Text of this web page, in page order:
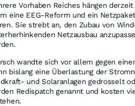
Vorhaben Reiches hängen
eine EEG-Reform und ein
Sie strebt an, den Zubau von
Netzausbau
wandte sich vor allem gegen
bislang eine Überlastung der
und Solaranlagen gedrosselt
Redispatch genannt und kosten